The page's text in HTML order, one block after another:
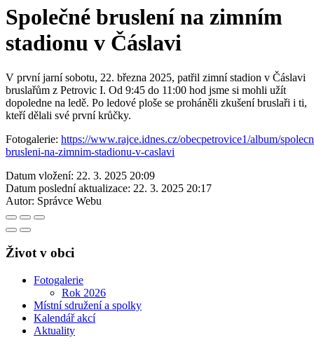
Společné bruslení na zimním
stadionu v Čáslavi
V první jarní sobotu, 22. března 2025, patřil zimní stadion v Čáslavi
bruslařům z Petrovic I. Od 9:45 do 11:00 hod jsme si mohli užít
dopoledne na ledě. Po ledové ploše se proháněli zkušení bruslaři i ti,
kteří dělali své první krůčky.
Fotogalerie: https://www.rajce.idnes.cz/obecpetrovice1/album/
brusleni-na-zimnim-stadionu-v-caslavi
Datum vložení: 22. 3. 2025 20:09
Datum poslední aktualizace: 22. 3. 2025 20:17
Autor: Správce Webu
Život v obci
Fotogalerie
Rok 2026
Místní sdružení a spolky
Kalendář akcí
Aktuality